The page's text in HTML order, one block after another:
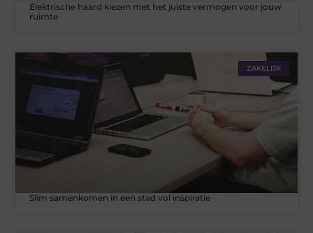
Elektrische haard kiezen met het juiste vermogen voor jouw
ruimte
ZAKELIJK
Slim samenkomen in een stad vol inspiratie